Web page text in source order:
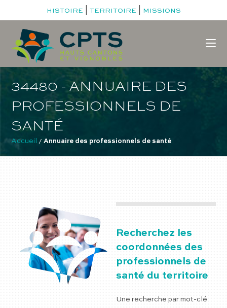
HISTOIRE TERRITOIRE MISSIONS
34480 - ANNUAIRE DES
PROFESSIONNELS DE
SANTÉ
Accueil / Annuaire des professionnels de santé
Recherchez les
coordonnées des
professionnels de
santé du territoire
Une recherche par mot-clé